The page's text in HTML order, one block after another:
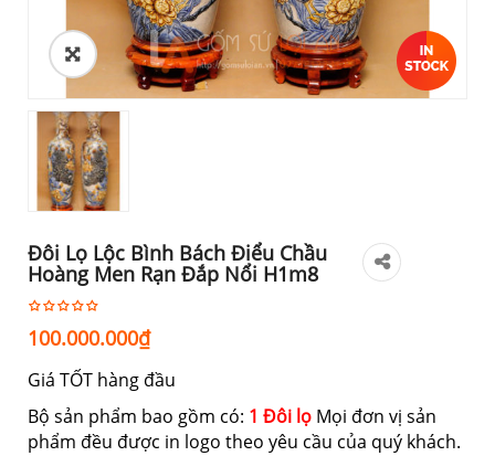
Đôi Lọ Lộc Bình Bách Điểu Chầu
Hoàng Men Rạn Đắp Nổi H1m8
100.000.000₫
Giá TỐT hàng đầu
Bộ sản phẩm bao gồm có: 1 Đôi lọ Mọi đơn vị sản
phẩm đều được in logo theo yêu cầu của quý khách.